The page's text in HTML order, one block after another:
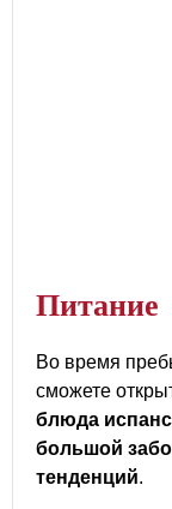
питание
Во время
сможете
блюда
большой
тенденций.